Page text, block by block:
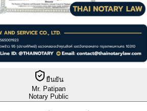
ยืนยัน
Mr. Patipan
Notary Public